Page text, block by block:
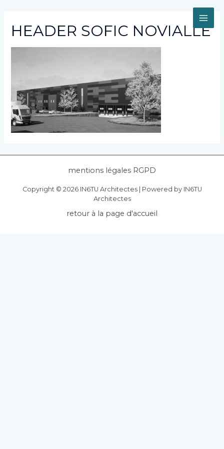
contenu
HEADER SOFIC NOVIALLE
mentions légales RGPD
Copyright © 2026 IN6TU Architectes | Powered by IN6TU
Architectes
retour à la page d'accueil